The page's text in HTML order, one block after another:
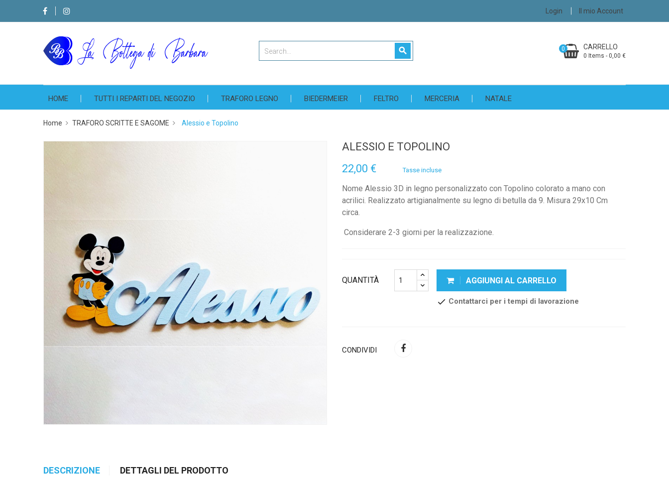
Login Il mio Account
search CARRELLO
0 Items - 0,00 €
0
HOME TUTTI I REPARTI DEL NEGOZIO TRAFORO LEGNO BIEDERMEIER FELTRO MERCERIA NATALE
Home TRAFORO SCRITTE E SAGOME Alessio e Topolino
ALESSIO E TOPOLINO
22,00 €
Tasse incluse
Nome Alessio 3D in legno personalizzato con Topolino colorato a mano con
acrilici. Realizzato artigianalmente su legno di betulla da 9. Misura 29x10 Cm
circa.
Considerare 2-3 giorni per la realizzazione.
QUANTITÀ AGGIUNGI AL CARRELLO
check Contattarci per i tempi di lavorazione
CONDIVIDI
DESCRIZIONE DETTAGLI DEL PRODOTTO